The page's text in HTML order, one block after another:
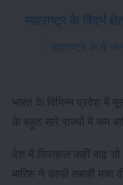
महाराष्ट्र के विदर्भ
महाराष्ट्र के ये
भारत के विभिन्न प्रदेश में
के बहुत सारे राज्यों में कम
देश में फिलहाल कहीं बाढ़
बारिश ने काफी तबाही